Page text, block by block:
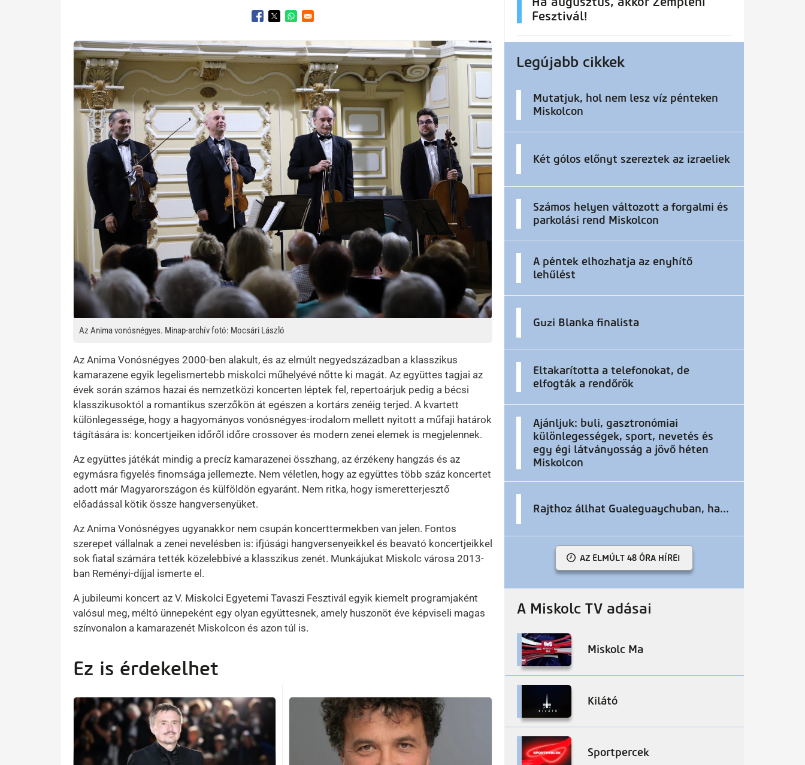
Opens in a new window
Opens in a new window
Opens in a new window
Kép
Az Anima vonósnégyes. Minap-archív fotó: Mocsári László
Az Anima Vonósnégyes 2000-ben alakult, és az elmúlt negyedszázadban a klasszikus
kamarazene egyik legelismertebb miskolci műhelyévé nőtte ki magát. Az együttes tagjai az
évek során számos hazai és nemzetközi koncerten léptek fel, repertoárjuk pedig a bécsi
klasszikusoktól a romantikus szerzőkön át egészen a kortárs zenéig terjed. A kvartett
különlegessége, hogy a hagyományos vonósnégyes-irodalom mellett nyitott a műfaji határok
tágítására is: koncertjeiken időről időre crossover és modern zenei elemek is megjelennek.
Az együttes játékát mindig a precíz kamarazenei összhang, az érzékeny hangzás és az
egymásra figyelés finomsága jellemezte. Nem véletlen, hogy az együttes több száz koncertet
adott már Magyarországon és külföldön egyaránt. Nem ritka, hogy ismeretterjesztő
előadással kötik össze hangversenyüket.
Az Anima Vonósnégyes ugyanakkor nem csupán koncerttermekben van jelen. Fontos
szerepet vállalnak a zenei nevelésben is: ifjúsági hangversenyeikkel és beavató koncertjeikkel
sok fiatal számára tették közelebbivé a klasszikus zenét. Munkájukat Miskolc városa 2013-
ban Reményi-díjjal ismerte el.
A jubileumi koncert az V. Miskolci Egyetemi Tavaszi Fesztivál egyik kiemelt programjaként
valósul meg, méltó ünnepeként egy olyan együttesnek, amely huszonöt éve képviseli magas
színvonalon a kamarazenét Miskolcon és azon túl is.
Ez is érdekelhet
Fesztivál!
Legújabb cikkek
Mutatjuk, hol nem lesz víz pénteken
Miskolcon
Két gólos előnyt szereztek az izraeliek
Számos helyen változott a forgalmi és
parkolási rend Miskolcon
A péntek elhozhatja az enyhítő
lehűlést
Guzi Blanka finalista
Eltakarította a telefonokat, de
elfogták a rendőrök
Ajánljuk: buli, gasztronómiai
különlegességek, sport, nevetés és
egy égi látványosság a jövő héten
Miskolcon
Rajthoz állhat Gualeguaychuban, ha...
AZ ELMÚLT 48 ÓRA HÍREI
A Miskolc TV adásai
Miskolc Ma
Kilátó
Sportpercek